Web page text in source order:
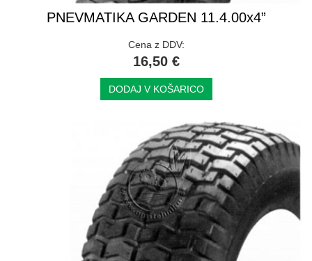
PNEVMATIKA GARDEN 11.4.00x4”
Cena z DDV:
16,50 €
DODAJ V KOŠARICO